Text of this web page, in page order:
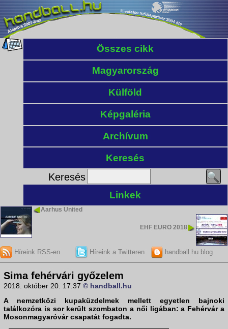
Összes cikk
Magyarország
Külföld
Képgaléria
Archívum
Keresés
Keresés
Linkek
Aarhus United
EHF EURO 2018
Híreink RSS-en Híreink a Twitteren handball.hu blog
Sima fehérvári győzelem
2018. október 20. 17:37 © handball.hu
A nemzetközi kupaküzdelmek mellett egyetlen bajnoki
találkozóra is sor került szombaton a női ligában: a Fehérvár a
Mosonmagyaróvár csapatát fogadta.